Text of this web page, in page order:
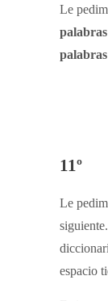
Le
11º
Le
espacio